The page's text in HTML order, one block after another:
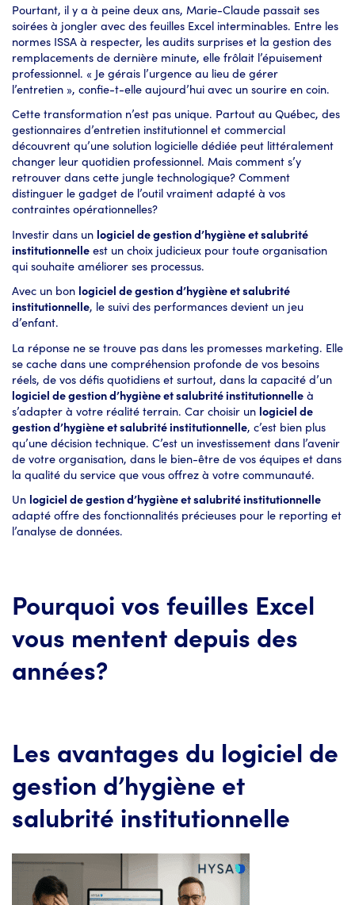
Pourtant, il y a à peine deux ans, Marie-Claude passait ses
soirées à jongler avec des feuilles Excel interminables. Entre les
normes ISSA à respecter, les audits surprises et la gestion des
remplacements de dernière minute, elle frôlait l’épuisement
professionnel. « Je gérais l’urgence au lieu de gérer
l’entretien », confie-t-elle aujourd’hui avec un sourire en coin.
Cette transformation n’est pas unique. Partout au Québec, des
gestionnaires d’entretien institutionnel et commercial
découvrent qu’une solution logicielle dédiée peut littéralement
changer leur quotidien professionnel. Mais comment s’y
retrouver dans cette jungle technologique? Comment
distinguer le gadget de l’outil vraiment adapté à vos
contraintes opérationnelles?
Investir dans un logiciel de gestion d’hygiène et salubrité
institutionnelle est un choix judicieux pour toute organisation
qui souhaite améliorer ses processus.
Avec un bon logiciel de gestion d’hygiène et salubrité
institutionnelle, le suivi des performances devient un jeu
d’enfant.
La réponse ne se trouve pas dans les promesses marketing. Elle
se cache dans une compréhension profonde de vos besoins
réels, de vos défis quotidiens et surtout, dans la capacité d’un
logiciel de gestion d’hygiène et salubrité institutionnelle à
s’adapter à votre réalité terrain. Car choisir un logiciel de
gestion d’hygiène et salubrité institutionnelle, c’est bien plus
qu’une décision technique. C’est un investissement dans l’avenir
de votre organisation, dans le bien-être de vos équipes et dans
la qualité du service que vous offrez à votre communauté.
Un logiciel de gestion d’hygiène et salubrité institutionnelle
adapté offre des fonctionnalités précieuses pour le reporting et
l’analyse de données.
Pourquoi vos feuilles Excel
vous mentent depuis des
années?
Les avantages du logiciel de
gestion d’hygiène et
salubrité institutionnelle